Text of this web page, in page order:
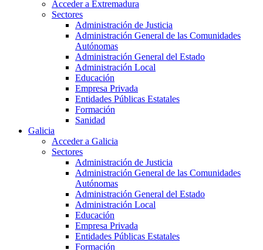
Acceder a Extremadura
Sectores
Administración de Justicia
Administración General de las Comunidades
Autónomas
Administración General del Estado
Administración Local
Educación
Empresa Privada
Entidades Públicas Estatales
Formación
Sanidad
Galicia
Acceder a Galicia
Sectores
Administración de Justicia
Administración General de las Comunidades
Autónomas
Administración General del Estado
Administración Local
Educación
Empresa Privada
Entidades Públicas Estatales
Formación